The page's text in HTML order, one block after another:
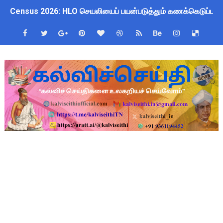
Census 2026: HLO செயலியைப் பயன்படுத்தும்
WWF India வழங்கும் Wild Wisdom Global Challenge
தமிழகப் பள்ளிகளுக்கு முக்கிய அறிவிப்பு: ஆகஸ்ட் 10 தேசிய
Kalai Thiruvizha 2026 - 2027 Forms: கலைத் திருவிழா
4th & 5th Standard Ennum Ezhuthum Term 1 Set 10